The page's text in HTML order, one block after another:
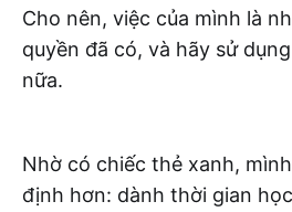
Cho nên, việc của mình là
quyền đã có, và hãy sử
nữa.
Nhờ có chiếc thẻ xanh,
định hơn: dành thời gian